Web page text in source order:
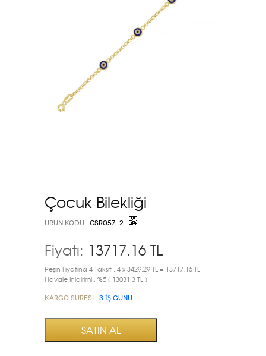
Çocuk Bilekliği
ÜRÜN KODU : CSR057-2
Fiyatı: 13717.16 TL
Peşin Fiyatına 4 Taksit : 4 x 3429.29 TL = 13717,16 TL
Havale İnidirimi : %5 ( 13031.3 TL )
Kargo Süresi : 3 İŞ GÜNÜ